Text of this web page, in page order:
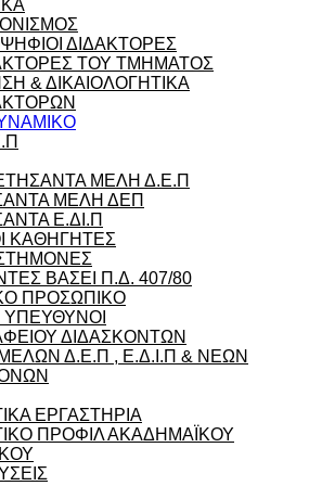
ΔΙΔΑΚΤΟΡΕΣ
ΤΟΥ ΤΜΗΜΑΤΟΣ
& ΔΙΚΑΙΟΛΟΓΗΤΙΚΑ
ΜΕΛΗ Δ.Ε.Π
ΜΕΛΗ ΔΕΠ
Ε.ΔΙ.Π
ΚΑΘΗΓΗΤΕΣ
ΒΑΣΕΙ Π.Δ. 407/80
ΠΡΟΣΩΠΙΚΟ
ΥΠΕΥΘΥΝΟΙ
ΔΙΔΑΣΚΟΝΤΩΝ
Δ.Ε.Π , Ε.Δ.Ι.Π & ΝΕΩΝ
ΕΡΓΑΣΤΗΡΙΑ
ΠΡΟΦΙΛ ΑΚΑΔΗΜΑΪΚΟΥ